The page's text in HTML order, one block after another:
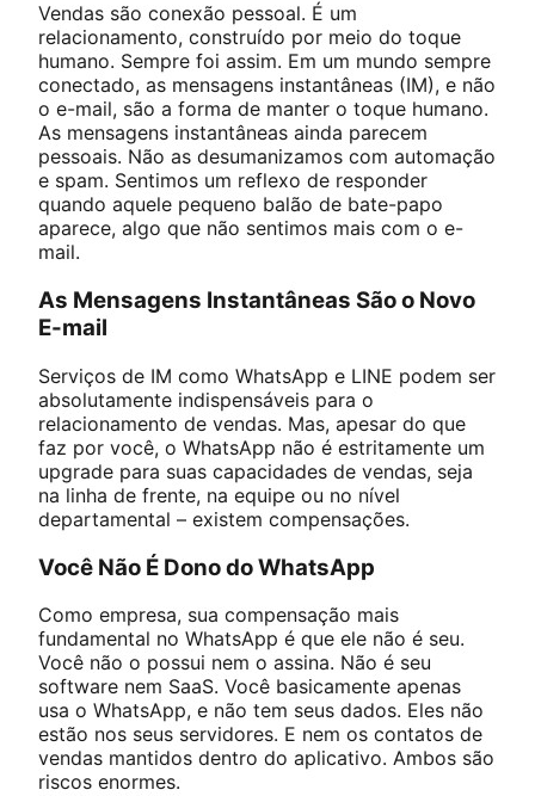
Vendas são conexão pessoal. É um
relacionamento, construído por meio do toque
humano. Sempre foi assim. Em um mundo sempre
conectado, as mensagens instantâneas (IM), e não
o e-mail, são a forma de manter o toque humano.
As mensagens instantâneas ainda parecem
pessoais. Não as desumanizamos com automação
e spam. Sentimos um reflexo de responder
quando aquele pequeno balão de bate-papo
aparece, algo que não sentimos mais com o e-
mail.
As Mensagens Instantâneas São o Novo
E-mail
Serviços de IM como WhatsApp e LINE podem ser
absolutamente indispensáveis para o
relacionamento de vendas. Mas, apesar do que
faz por você, o WhatsApp não é estritamente um
upgrade para suas capacidades de vendas, seja
na linha de frente, na equipe ou no nível
departamental – existem compensações.
Você Não É Dono do WhatsApp
Como empresa, sua compensação mais
fundamental no WhatsApp é que ele não é seu.
Você não o possui nem o assina. Não é seu
software nem SaaS. Você basicamente apenas
usa o WhatsApp, e não tem seus dados. Eles não
estão nos seus servidores. E nem os contatos de
vendas mantidos dentro do aplicativo. Ambos são
riscos enormes.